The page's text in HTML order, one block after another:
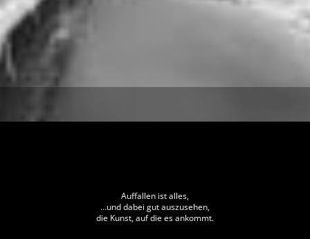
Auffallen ist alles,
…und dabei gut auszusehen,
die Kunst, auf die es ankommt.